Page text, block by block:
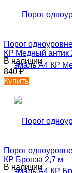
Порог
КР Медный антик
В наличии
840₽
Купить
Порог
КР Бронза 2,7 м
В наличии